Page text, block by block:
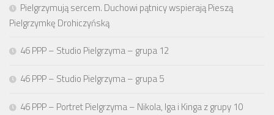
Pielgrzymują sercem. Duchowi pątnicy wspierają Pieszą
Pielgrzymkę Drohiczyńską
46 PPP – Studio Pielgrzyma – grupa 12
46 PPP – Studio Pielgrzyma – grupa 5
46 PPP – Portret Pielgrzyma – Nikola, Iga i Kinga z grupy 10